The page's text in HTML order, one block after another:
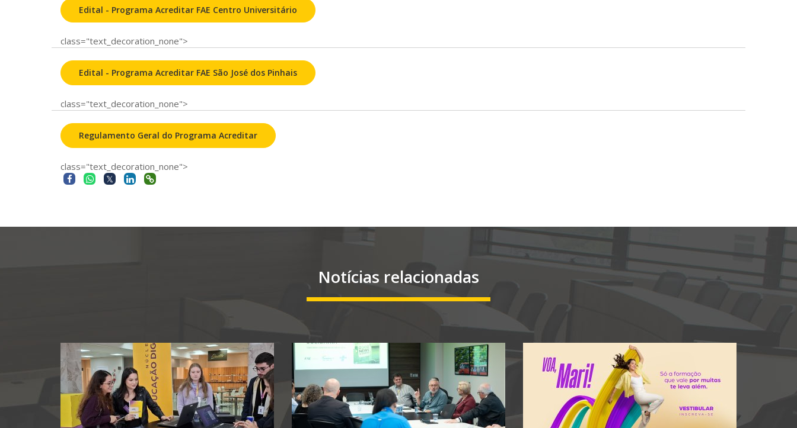
Edital - Programa Acreditar FAE Centro Universitário
class="text_decoration_none">
Edital - Programa Acreditar FAE São José dos Pinhais
class="text_decoration_none">
Regulamento Geral do Programa Acreditar
class="text_decoration_none">
Notícias relacionadas